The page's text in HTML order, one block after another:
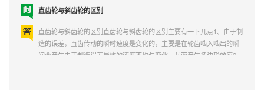
造的误差，直齿传动的瞬时速度是变化的，主要是在轮齿啮入啮出的瞬
间会产生由于制造误差导致的速度不均匀变化，从而产生多边形效应2、
从而保证速度的均匀性，表象看来：运行非常平稳...